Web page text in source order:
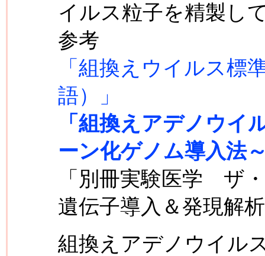
イルス粒子を精製し
参考
「組換えウイルス標
語）」
「組換えアデノウイ
ーン化ゲノム導入法
「別冊実験医学 ザ
遺伝子導入＆発現解
組換えアデノウイル